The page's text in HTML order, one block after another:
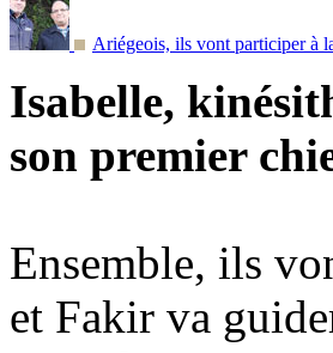
Ariégeois, ils vont participer à
Isabelle,
son premier
Ensemble, ils
et Fakir va